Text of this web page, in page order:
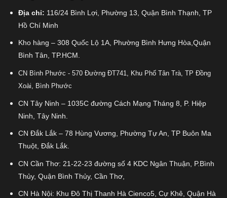
Địa chỉ: 116/24 Bình Lợi, Phường 13, Quận Bình Thạnh, TP
Hồ Chí Minh
Kho hàng – 308 Quốc Lộ 1A, Phường Bình Hưng Hòa,Quận
Bình Tân, TP.HCM.
CN Bình Phước - 570 Đường ĐT741, Khu Phố Tân Trà, TP Đồng
Xoài, Bình Phước
CN Tây Ninh – 1035C đường Cách Mạng Tháng 8, P. Hiệp
Ninh, Tây Ninh.
CN Đắk Lắk – 78 Hùng Vương, Phường Tự An, TP Buôn Ma
Thuột, Đắk Lắk.
CN Cần Thơ: 21-22-23 đường số 4 KDC Ngân Thuận, P.Bình
Thủy, Quận Bình Thủy, Cần Thơ,
CN Hà Nội: Khu Đô Thị Thanh Hà Cienco5, Cự Khê, Quận Hà